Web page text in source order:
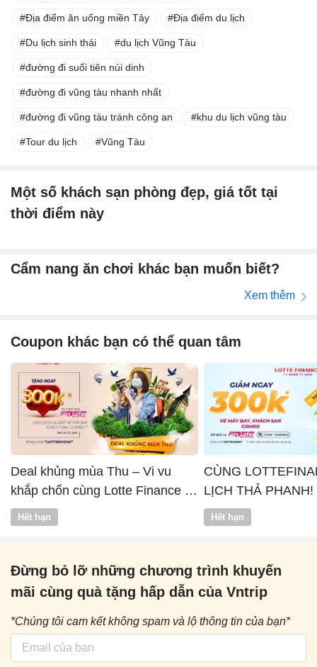
Địa điểm ăn uống miền Tây Địa điểm du lịch
Du lịch sinh thái du lịch Vũng Tàu
đường đi suối tiên núi dinh
đường đi vũng tàu nhanh nhất
đường đi vũng tàu tránh công an khu du lịch vũng tàu
Tour du lịch Vũng Tàu
Một số khách sạn phòng đẹp, giá tốt tại
thời điểm này
Cẩm nang ăn chơi khác bạn muốn biết?
Xem thêm
Coupon khác bạn có thể quan tâm
Deal khủng mùa Thu – Vi vu
khắp chốn cùng Lotte Finance x
Vntrip
Hết hạn
CÙNG
LỊCH THẢ PHANH!
Hết hạn
Đừng bỏ lỡ những chương trình khuyến
mãi cùng quà tặng hấp dẫn của Vntrip
*Chúng tôi cam kết không spam và lộ thông tin của bạn*